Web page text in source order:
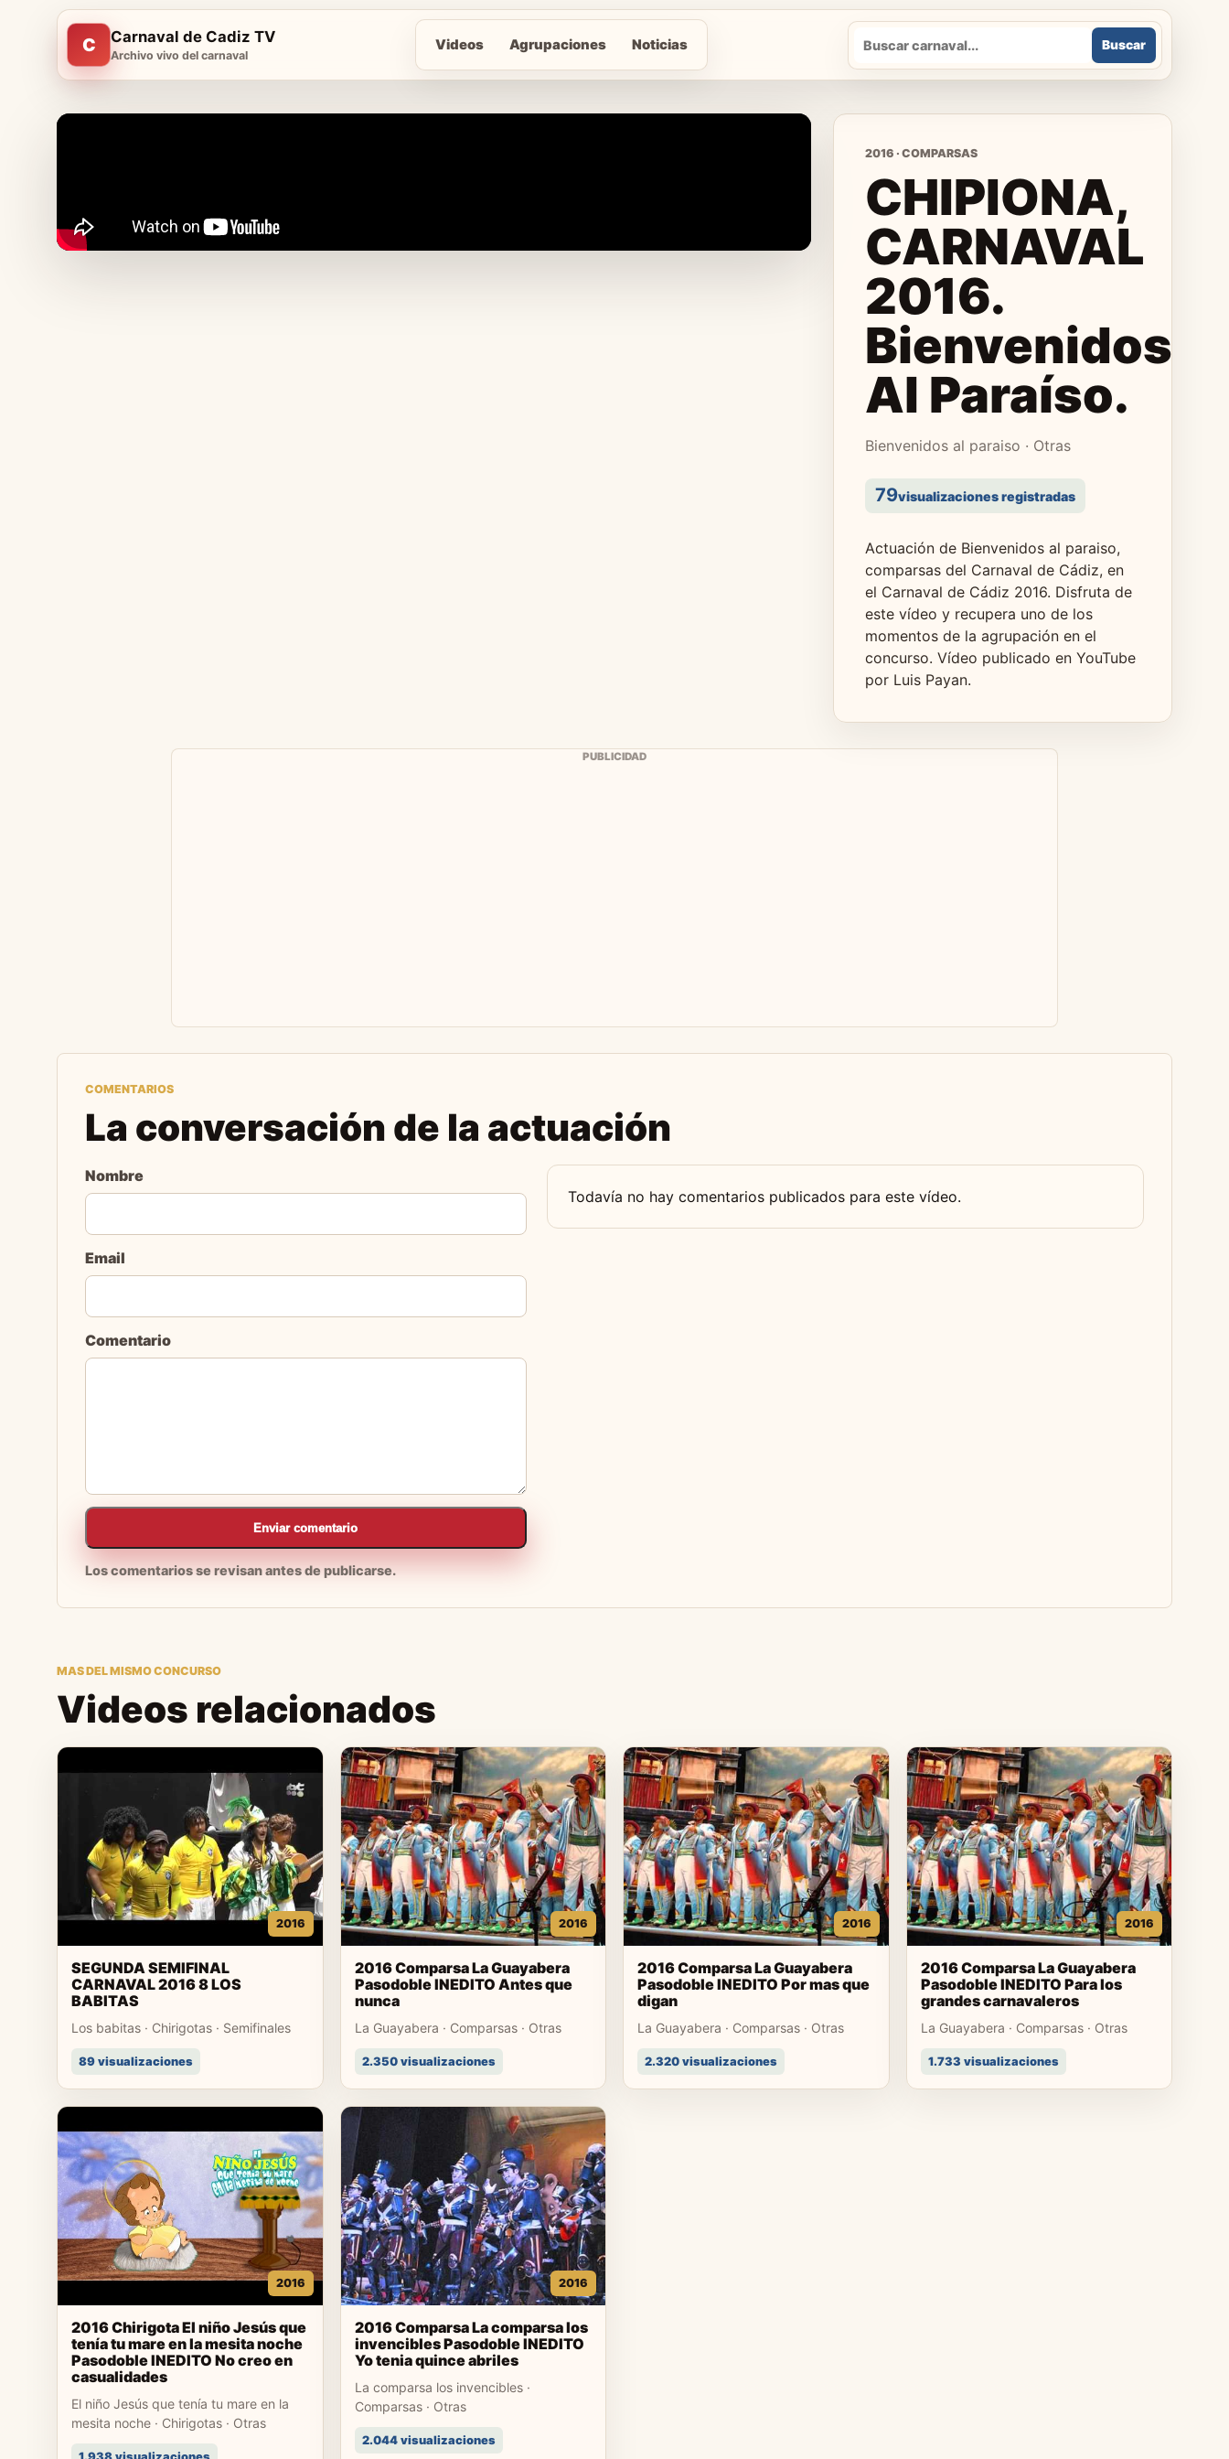
C Carnaval de Cadiz TV
Archivo vivo del carnaval
Videos Agrupaciones Noticias
Buscar
Buscar
2016 · COMPARSAS
CHIPIONA,
CARNAVAL
2016.
Bienvenidos
Al Paraíso.
Bienvenidos al paraiso · Otras
79visualizaciones registradas
Actuación de Bienvenidos al paraiso,
comparsas del Carnaval de Cádiz, en
el Carnaval de Cádiz 2016. Disfruta de
este vídeo y recupera uno de los
momentos de la agrupación en el
concurso. Vídeo publicado en YouTube
por Luis Payan.
PUBLICIDAD
COMENTARIOS
La conversación de la actuación
Nombre
Email
Comentario
Enviar comentario
Los comentarios se revisan antes de publicarse.
Todavía no hay comentarios publicados para este vídeo.
MAS DEL MISMO CONCURSO
Videos relacionados
2016
SEGUNDA SEMIFINAL
CARNAVAL 2016 8 LOS
BABITAS
Los babitas · Chirigotas · Semifinales
89 visualizaciones
2016
2016 Comparsa La Guayabera
Pasodoble INEDITO Antes que
nunca
La Guayabera · Comparsas · Otras
2.350 visualizaciones
2016
2016 Comparsa La Guayabera
Pasodoble INEDITO Por mas que
digan
La Guayabera · Comparsas · Otras
2.320 visualizaciones
2016
2016 Comparsa La Guayabera
Pasodoble INEDITO Para los
grandes carnavaleros
La Guayabera · Comparsas · Otras
1.733 visualizaciones
2016
2016 Chirigota El niño Jesús que
tenía tu mare en la mesita noche
Pasodoble INEDITO No creo en
casualidades
El niño Jesús que tenía tu mare en la
mesita noche · Chirigotas · Otras
2016
2016 Comparsa La comparsa los
invencibles Pasodoble INEDITO
Yo tenia quince abriles
La comparsa los invencibles ·
Comparsas · Otras
2.044 visualizaciones